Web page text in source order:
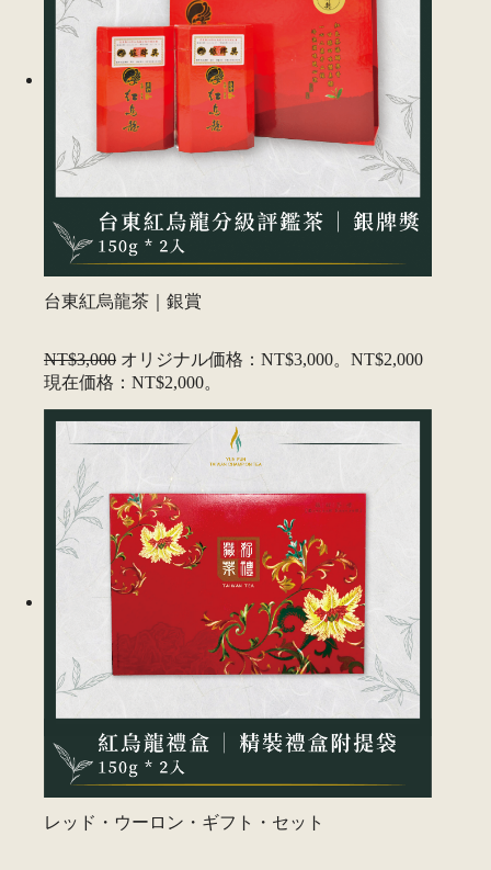
台東紅烏龍茶｜銀賞
NT$3,000 オリジナル価格：NT$3,000。 NT$2,000
現在価格：NT$2,000。
レッド・ウーロン・ギフト・セット